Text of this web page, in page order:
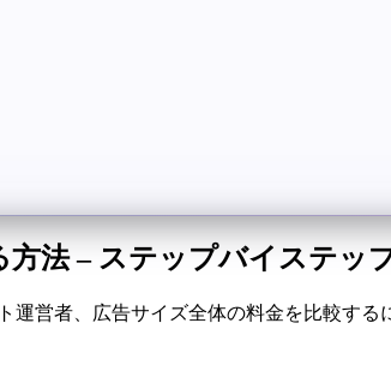
法 – ステップバイステッ
営者、広告サイズ全体の料金を比較する